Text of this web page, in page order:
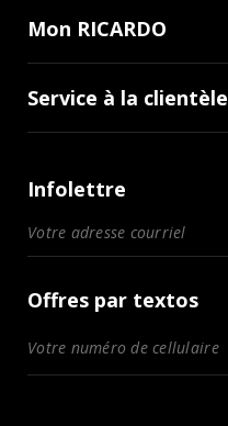
Mon RICARDO
Service à la clientèle
Infolettre
Offres par textos